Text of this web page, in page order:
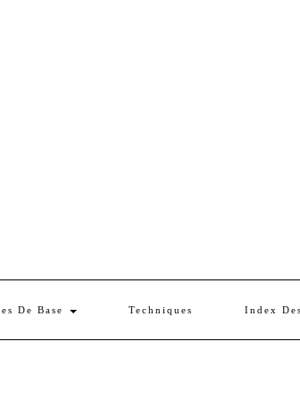
De Base Techniques Index